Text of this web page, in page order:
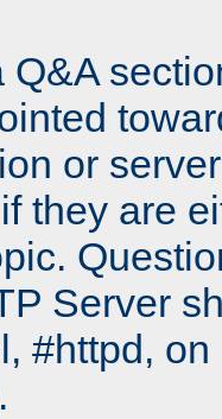
Q&A
or
they are
Server
#httpd,
.